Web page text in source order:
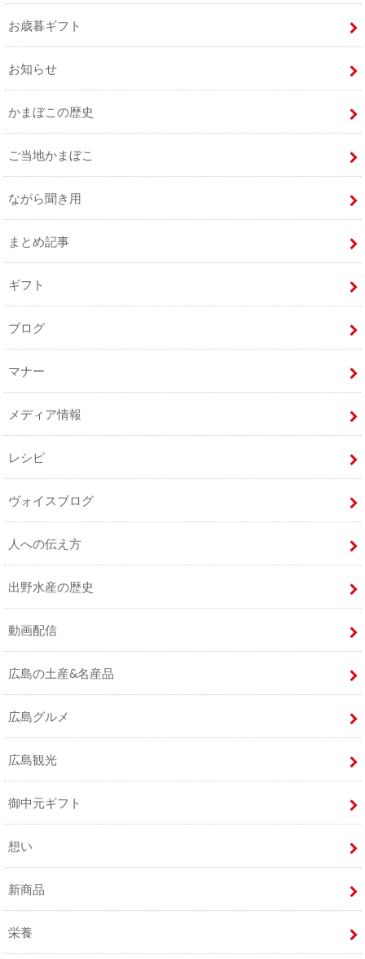
お歳暮ギフト
お知らせ
かまぼこの歴史
ご当地かまぼこ
ながら聞き用
まとめ記事
ギフト
ブログ
マナー
メディア情報
レシピ
ヴォイスブログ
人への伝え方
出野水産の歴史
動画配信
広島の土産&名産品
広島グルメ
広島観光
御中元ギフト
想い
新商品
栄養